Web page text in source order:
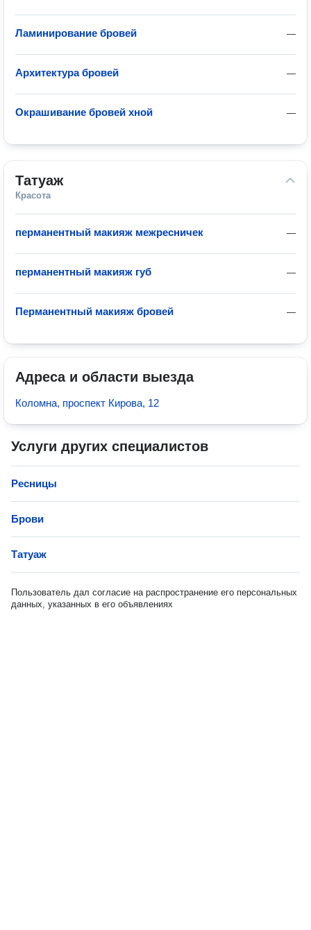
—
Ламинирование бровей
—
Архитектура бровей
—
Окрашивание бровей хной
Татуаж
Красота
—
перманентный макияж межресничек
—
перманентный макияж губ
—
Перманентный макияж бровей
Адреса и области выезда
Коломна, проспект Кирова, 12
Услуги других специалистов
Ресницы
Брови
Татуаж
Пользователь дал согласие на распространение его персональных
данных, указанных в его объявлениях